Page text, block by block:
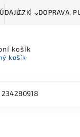
DOPRAVA,
CZK
košík
košík
234280918